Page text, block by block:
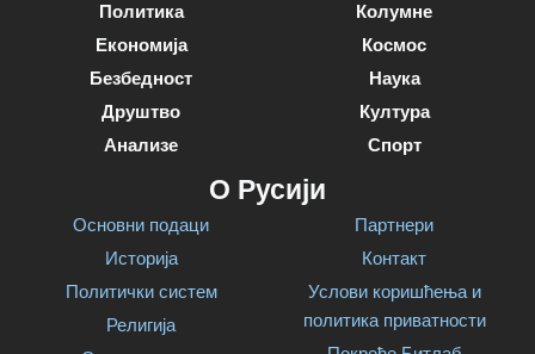
Политика
Економија
Безбедност
Друштво
Анализе
Колумне
Космос
Наука
Култура
Спорт
О Русији
Основни подаци
Историја
Политички систем
Религија
Партнери
Контакт
Услови коришћења и
политика приватности